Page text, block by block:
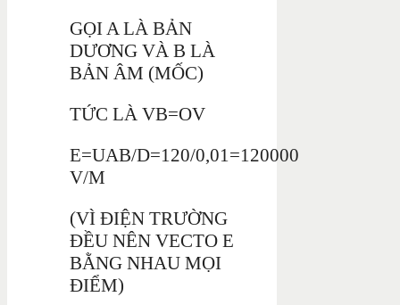
GỌI A LÀ BẢN
DƯƠNG VÀ B LÀ
BẢN ÂM (MỐC)
TỨC LÀ VB=OV
E=UAB/D=120/0,01=120000
V/M
(VÌ ĐIỆN TRƯỜNG
ĐỀU NÊN VECTO E
BẰNG NHAU MỌI
ĐIỂM)